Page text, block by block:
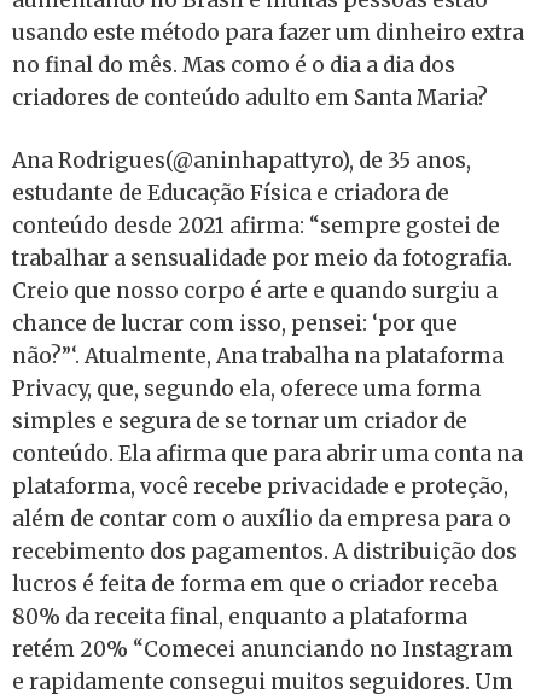
usando este método para fazer um dinheiro extra
no final do mês. Mas como é o dia a dia dos
criadores de conteúdo adulto em Santa Maria?
Ana Rodrigues(@aninhapattyro), de 35 anos,
estudante de Educação Física e criadora de
conteúdo desde 2021 afirma: “sempre gostei de
trabalhar a sensualidade por meio da fotografia.
Creio que nosso corpo é arte e quando surgiu a
chance de lucrar com isso, pensei: ‘por que
não?”‘. Atualmente, Ana trabalha na plataforma
Privacy, que, segundo ela, oferece uma forma
simples e segura de se tornar um criador de
conteúdo. Ela afirma que para abrir uma conta na
plataforma, você recebe privacidade e proteção,
além de contar com o auxílio da empresa para o
recebimento dos pagamentos. A distribuição dos
lucros é feita de forma em que o criador receba
80% da receita final, enquanto a plataforma
retém 20% “Comecei anunciando no Instagram
e rapidamente consegui muitos seguidores. Um